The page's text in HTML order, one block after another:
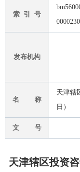
索 引 号
发布机构
名 称
天津辖
日）
文 号
天津辖区投资